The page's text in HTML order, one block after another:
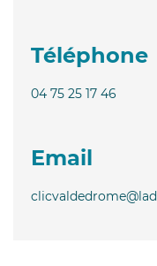
Téléphone
04 75 25 17 46
Email